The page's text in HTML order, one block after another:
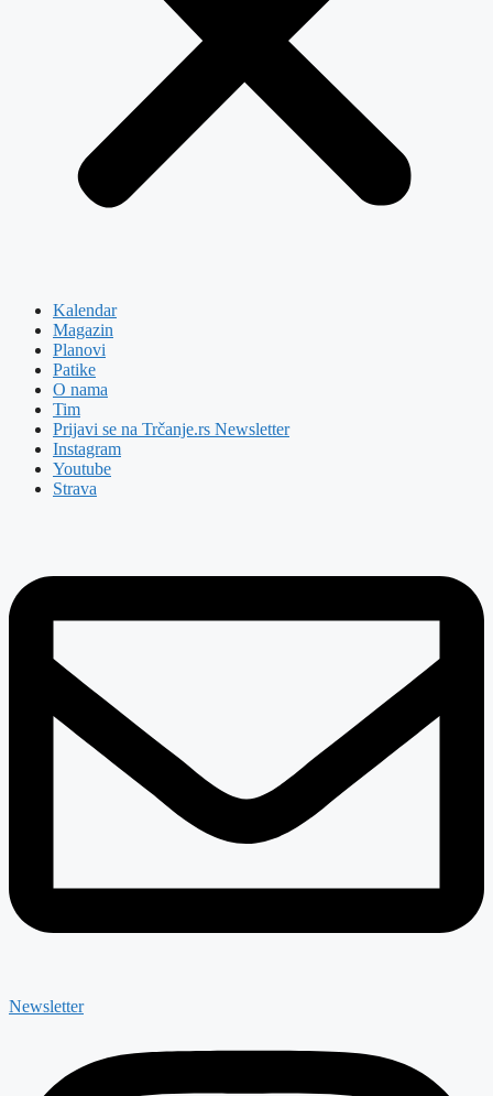
Kalendar
Magazin
Planovi
Patike
O nama
Tim
Prijavi se na Trčanje.rs Newsletter
Instagram
Youtube
Strava
Newsletter